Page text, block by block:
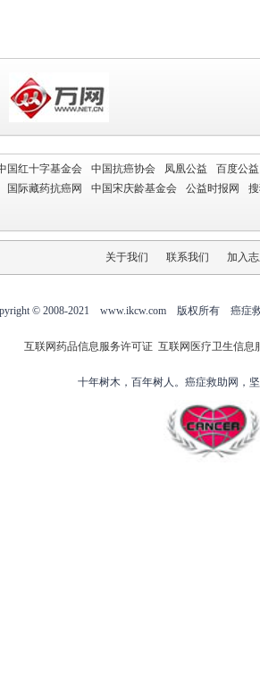
国红十字基金会 中国抗癌协会 凤凰公益
百度公益
国际藏药抗癌网 中国宋庆龄基金会 公益时报网
关于我们 联系我们 加入
© 2008-2021 www.ikcw.com 版权所有 癌症
互联网药品信息服务许可证 互联网医疗卫生信息
十年树木，百年树人。癌症救助网，